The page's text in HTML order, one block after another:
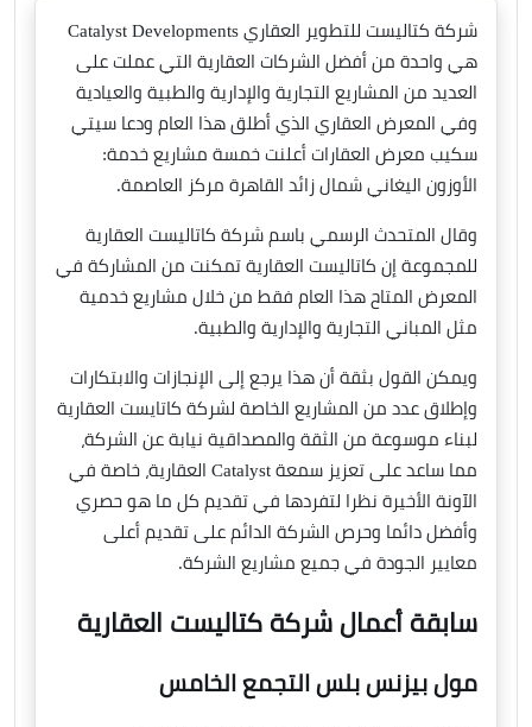
شركة كتاليست للتطوير العقاري Catalyst Developments
هي واحدة من أفضل الشركات العقارية التي عملت على
العديد من المشاريع التجارية والإدارية والطبية والعيادية
وفي المعرض العقاري الذي أطلق هذا العام ودعا سيتي
سكيب معرض العقارات أعلنت خمسة مشاريع خدمة:
الأوزون اليغاني شمال زائد القاهرة مركز العاصمة.
وقال المتحدث الرسمي باسم شركة كاتاليست العقارية
للمجموعة إن كاتاليست العقارية تمكنت من المشاركة في
المعرض المتاح هذا العام فقط من خلال مشاريع خدمية
مثل المباني التجارية والإدارية والطبية.
ويمكن القول بثقة أن هذا يرجع إلى الإنجازات والابتكارات
وإطلاق عدد من المشاريع الخاصة لشركة كاتايست العقارية
لبناء موسوعة من الثقة والمصداقية نيابة عن الشركة،
مما ساعد على تعزيز سمعة Catalyst العقارية، خاصة في
الآونة الأخيرة نظرا لتفردها في تقديم كل ما هو حصري
وأفضل دائما وحرص الشركة الدائم على تقديم أعلى
معايير الجودة في جميع مشاريع الشركة.
سابقة أعمال شركة كتاليست العقارية
مول بيزنس بلس التجمع الخامس